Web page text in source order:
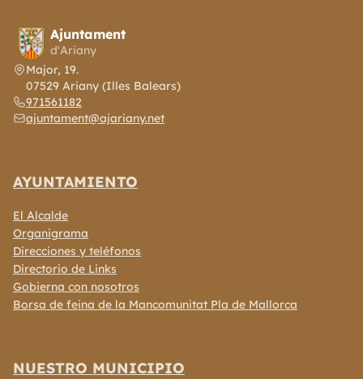
Ajuntament
d'Ariany
Major, 19.
07529 Ariany (Illes Balears)
971561182
ajuntament@ajariany.net
AYUNTAMIENTO
El Alcalde
Organigrama
Direcciones y teléfonos
Directorio de Links
Gobierna con nosotros
Borsa de feina de la Mancomunitat Pla de Mallorca
NUESTRO MUNICIPIO